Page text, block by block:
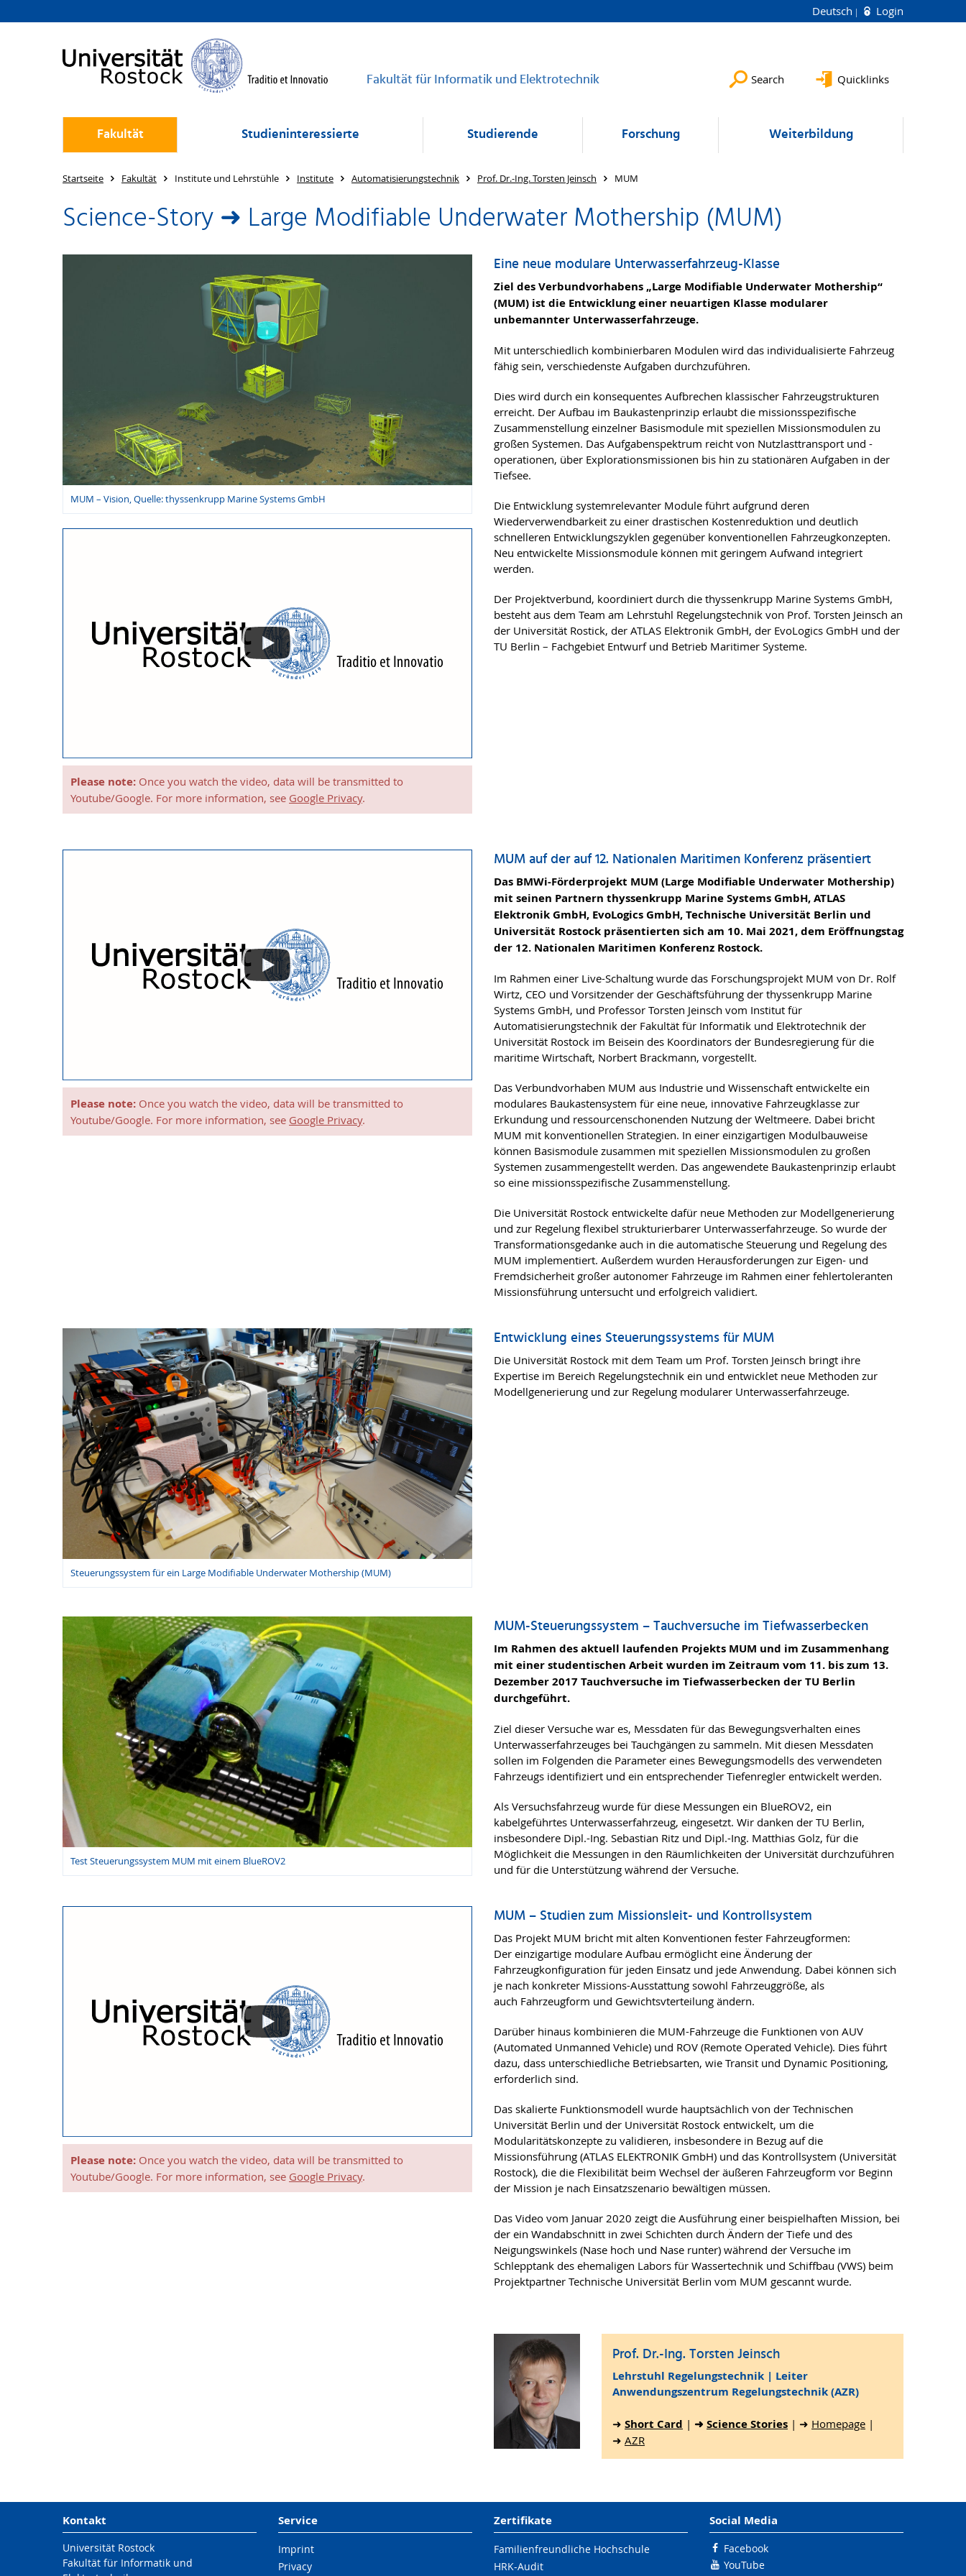
Deutsch Login
Fakultät für Informatik und Elektrotechnik Search Quicklinks
Fakultät Studieninteressierte Studierende Forschung Weiterbildung
Startseite Fakultät Institute und Lehrstühle Institute Automatisierungstechnik Prof. Dr.-Ing. Torsten Jeinsch MUM
Science-Story ➜ Large Modifiable Underwater Mothership (MUM)
MUM – Vision, Quelle: thyssenkrupp Marine Systems GmbH
Please note: Once you watch the video, data will be transmitted to
Youtube/Google. For more information, see Google Privacy.
Eine neue modulare Unterwasserfahrzeug-Klasse
Ziel des Verbundvorhabens „Large Modifiable Underwater Mothership“
(MUM) ist die Entwicklung einer neuartigen Klasse modularer
unbemannter Unterwasserfahrzeuge.
Mit unterschiedlich kombinierbaren Modulen wird das individualisierte Fahrzeug
fähig sein, verschiedenste Aufgaben durchzuführen.
Dies wird durch ein konsequentes Aufbrechen klassischer Fahrzeugstrukturen
erreicht. Der Aufbau im Baukastenprinzip erlaubt die missionsspezifische
Zusammenstellung einzelner Basismodule mit speziellen Missionsmodulen zu
großen Systemen. Das Aufgabenspektrum reicht von Nutzlasttransport und -
operationen, über Explorationsmissionen bis hin zu stationären Aufgaben in der
Tiefsee.
Die Entwicklung systemrelevanter Module führt aufgrund deren
Wiederverwendbarkeit zu einer drastischen Kostenreduktion und deutlich
schnelleren Entwicklungszyklen gegenüber konventionellen Fahrzeugkonzepten.
Neu entwickelte Missionsmodule können mit geringem Aufwand integriert
werden.
Der Projektverbund, koordiniert durch die thyssenkrupp Marine Systems GmbH,
besteht aus dem Team am Lehrstuhl Regelungstechnik von Prof. Torsten Jeinsch an
der Universität Rostick, der ATLAS Elektronik GmbH, der EvoLogics GmbH und der
TU Berlin – Fachgebiet Entwurf und Betrieb Maritimer Systeme.
Please note: Once you watch the video, data will be transmitted to
Youtube/Google. For more information, see Google Privacy.
MUM auf der auf 12. Nationalen Maritimen Konferenz präsentiert
Das BMWi-Förderprojekt MUM (Large Modifiable Underwater Mothership)
mit seinen Partnern thyssenkrupp Marine Systems GmbH, ATLAS
Elektronik GmbH, EvoLogics GmbH, Technische Universität Berlin und
Universität Rostock präsentierten sich am 10. Mai 2021, dem Eröffnungstag
der 12. Nationalen Maritimen Konferenz Rostock.
Im Rahmen einer Live-Schaltung wurde das Forschungsprojekt MUM von Dr. Rolf
Wirtz, CEO und Vorsitzender der Geschäftsführung der thyssenkrupp Marine
Systems GmbH, und Professor Torsten Jeinsch vom Institut für
Automatisierungstechnik der Fakultät für Informatik und Elektrotechnik der
Universität Rostock im Beisein des Koordinators der Bundesregierung für die
maritime Wirtschaft, Norbert Brackmann, vorgestellt.
Das Verbundvorhaben MUM aus Industrie und Wissenschaft entwickelte ein
modulares Baukastensystem für eine neue, innovative Fahrzeugklasse zur
Erkundung und ressourcenschonenden Nutzung der Weltmeere. Dabei bricht
MUM mit konventionellen Strategien. In einer einzigartigen Modulbauweise
können Basismodule zusammen mit speziellen Missionsmodulen zu großen
Systemen zusammengestellt werden. Das angewendete Baukastenprinzip erlaubt
so eine missionsspezifische Zusammenstellung.
Die Universität Rostock entwickelte dafür neue Methoden zur Modellgenerierung
und zur Regelung flexibel strukturierbarer Unterwasserfahrzeuge. So wurde der
Transformationsgedanke auch in die automatische Steuerung und Regelung des
MUM implementiert. Außerdem wurden Herausforderungen zur Eigen- und
Fremdsicherheit großer autonomer Fahrzeuge im Rahmen einer fehlertoleranten
Missionsführung untersucht und erfolgreich validiert.
Steuerungssystem für ein Large Modifiable Underwater Mothership (MUM)
Entwicklung eines Steuerungssystems für MUM
Die Universität Rostock mit dem Team um Prof. Torsten Jeinsch bringt ihre
Expertise im Bereich Regelungstechnik ein und entwicklet neue Methoden zur
Modellgenerierung und zur Regelung modularer Unterwasserfahrzeuge.
Test Steuerungssystem MUM mit einem BlueROV2
MUM-Steuerungssystem – Tauchversuche im Tiefwasserbecken
Im Rahmen des aktuell laufenden Projekts MUM und im Zusammenhang
mit einer studentischen Arbeit wurden im Zeitraum vom 11. bis zum 13.
Dezember 2017 Tauchversuche im Tiefwasserbecken der TU Berlin
durchgeführt.
Ziel dieser Versuche war es, Messdaten für das Bewegungsverhalten eines
Unterwasserfahrzeuges bei Tauchgängen zu sammeln. Mit diesen Messdaten
sollen im Folgenden die Parameter eines Bewegungsmodells des verwendeten
Fahrzeugs identifiziert und ein entsprechender Tiefenregler entwickelt werden.
Als Versuchsfahrzeug wurde für diese Messungen ein BlueROV2, ein
kabelgeführtes Unterwasserfahrzeug, eingesetzt. Wir danken der TU Berlin,
insbesondere Dipl.-Ing. Sebastian Ritz und Dipl.-Ing. Matthias Golz, für die
Möglichkeit die Messungen in den Räumlichkeiten der Universität durchzuführen
und für die Unterstützung während der Versuche.
Please note: Once you watch the video, data will be transmitted to
Youtube/Google. For more information, see Google Privacy.
MUM – Studien zum Missionsleit- und Kontrollsystem
Das Projekt MUM bricht mit alten Konventionen fester Fahrzeugformen:
Der einzigartige modulare Aufbau ermöglicht eine Änderung der
Fahrzeugkonfiguration für jeden Einsatz und jede Anwendung. Dabei können sich
je nach konkreter Missions-Ausstattung sowohl Fahrzeuggröße, als
auch Fahrzeugform und Gewichtsvterteilung ändern.
Darüber hinaus kombinieren die MUM-Fahrzeuge die Funktionen von AUV
(Automated Unmanned Vehicle) und ROV (Remote Operated Vehicle). Dies führt
dazu, dass unterschiedliche Betriebsarten, wie Transit und Dynamic Positioning,
erforderlich sind.
Das skalierte Funktionsmodell wurde hauptsächlich von der Technischen
Universität Berlin und der Universität Rostock entwickelt, um die
Modularitätskonzepte zu validieren, insbesondere in Bezug auf die
Missionsführung (ATLAS ELEKTRONIK GmbH) und das Kontrollsystem (Universität
Rostock), die die Flexibilität beim Wechsel der äußeren Fahrzeugform vor Beginn
der Mission je nach Einsatzszenario bewältigen müssen.
Das Video vom Januar 2020 zeigt die Ausführung einer beispielhaften Mission, bei
der ein Wandabschnitt in zwei Schichten durch Ändern der Tiefe und des
Neigungswinkels (Nase hoch und Nase runter) während der Versuche im
Schlepptank des ehemaligen Labors für Wassertechnik und Schiffbau (VWS) beim
Projektpartner Technische Universität Berlin vom MUM gescannt wurde.
Prof. Dr.-Ing. Torsten Jeinsch
Lehrstuhl Regelungstechnik | Leiter
Anwendungszentrum Regelungstechnik (AZR)
➜ Short Card | ➜ Science Stories | ➜ Homepage |
➜ AZR
Kontakt
Universität Rostock
Fakultät für Informatik und
Service
Imprint
Privacy
Zertifikate
Familienfreundliche Hochschule
HRK-Audit
Social Media
Facebook
YouTube